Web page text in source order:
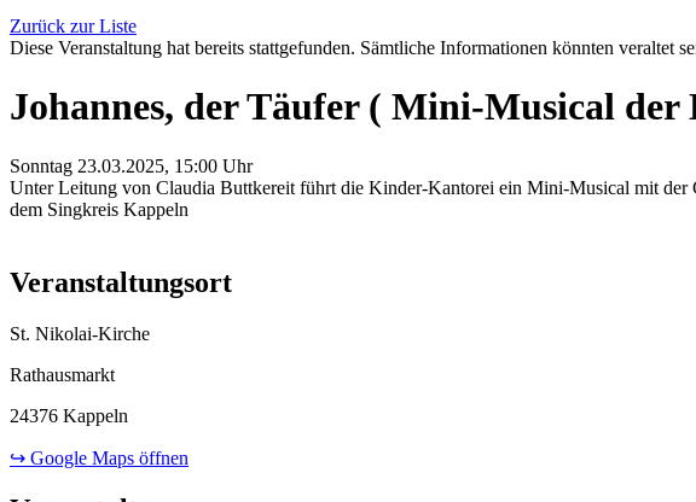
Zurück zur Liste
Diese Veranstaltung hat bereits stattgefunden. Sämtliche Informationen könnten veraltet
Johannes, der Täufer ( Mini-Musical
Sonntag 23.03.2025, 15:00 Uhr
Unter Leitung von Claudia Buttkereit führt die Kinder-Kantorei ein Mini-Musical mit der
dem Singkreis Kappeln
Veranstaltungsort
St. Nikolai-Kirche
Rathausmarkt
24376 Kappeln
↪ Google Maps öffnen